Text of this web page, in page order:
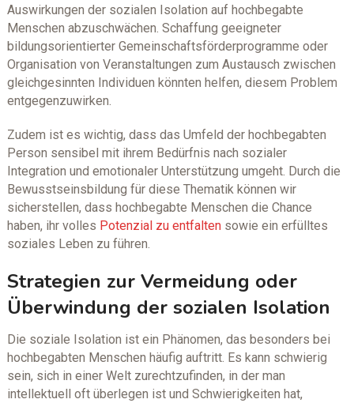
Auswirkungen der sozialen Isolation auf hochbegabte
Menschen abzuschwächen. Schaffung geeigneter
bildungsorientierter Gemeinschaftsförderprogramme oder
Organisation von Veranstaltungen zum Austausch zwischen
gleichgesinnten Individuen könnten helfen, diesem Problem
entgegenzuwirken.
Zudem ist es wichtig, dass das Umfeld der hochbegabten
Person sensibel mit ihrem Bedürfnis nach sozialer
Integration und emotionaler Unterstützung umgeht. Durch die
Bewusstseinsbildung für diese Thematik können wir
sicherstellen, dass hochbegabte Menschen die Chance
haben, ihr volles Potenzial zu entfaltensowie ein erfülltes
soziales Leben zu führen.
Strategien zur Vermeidung oder
Überwindung der sozialen Isolation
Die soziale Isolation ist ein Phänomen, das besonders bei
hochbegabten Menschen häufig auftritt. Es kann schwierig
sein, sich in einer Welt zurechtzufinden, in der man
intellektuell oft überlegen ist und Schwierigkeiten hat,